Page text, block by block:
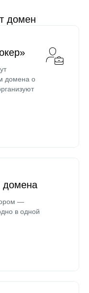
домен
домена о
домена
—
в одной